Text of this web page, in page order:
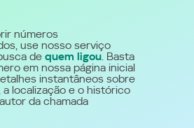
números
use nosso serviço
de quem ligou. Basta
em nossa página inicial
instantâneos sobre
a localização e o histórico
da chamada